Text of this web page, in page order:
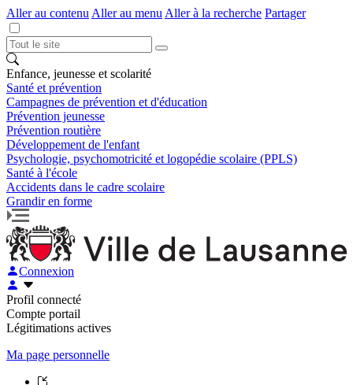
Aller au contenu Aller au menu Aller à la recherche Partager
Enfance, jeunesse et scolarité
Santé et prévention
Campagnes de prévention et d'éducation
Prévention jeunesse
Prévention routière
Développement de l'enfant
Psychologie, psychomotricité et logopédie scolaire (PPLS)
Santé à l'école
Accidents dans le cadre scolaire
Grandir en forme
Connexion
Profil connecté
Compte portail
Légitimations actives
Ma page personnelle